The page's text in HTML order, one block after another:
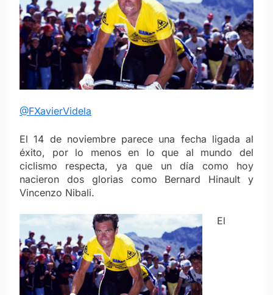
@FXavierVidela
El 14 de noviembre parece una fecha ligada al
éxito, por lo menos en lo que al mundo del
ciclismo respecta, ya que un día como hoy
nacieron dos glorias como Bernard Hinault y
Vincenzo Nibali.
El